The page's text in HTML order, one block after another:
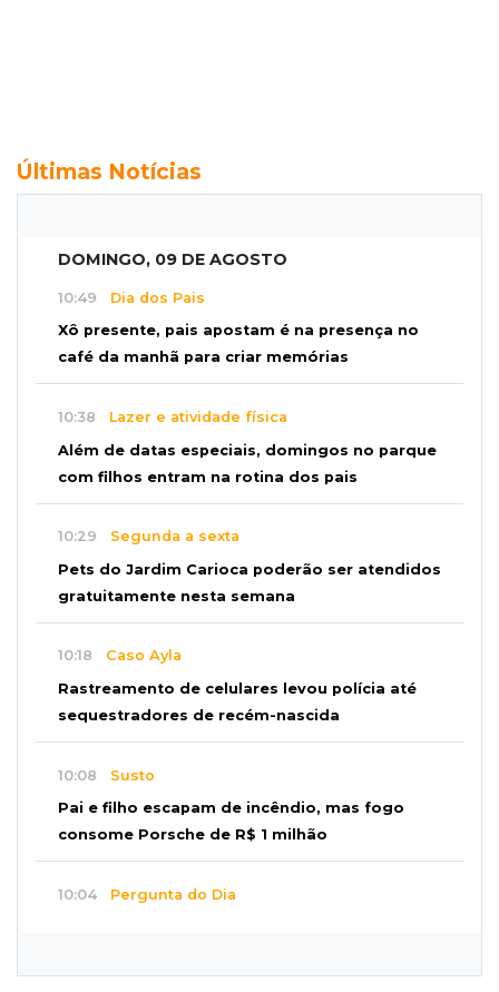
Últimas Notícias
DOMINGO, 09 DE AGOSTO
10:49 Dia dos Pais
Xô presente, pais apostam é na presença no
café da manhã para criar memórias
10:38 Lazer e atividade física
Além de datas especiais, domingos no parque
com filhos entram na rotina dos pais
10:29 Segunda a sexta
Pets do Jardim Carioca poderão ser atendidos
gratuitamente nesta semana
10:18 Caso Ayla
Rastreamento de celulares levou polícia até
sequestradores de recém-nascida
10:08 Susto
Pai e filho escapam de incêndio, mas fogo
consome Porsche de R$ 1 milhão
10:04 Pergunta do Dia